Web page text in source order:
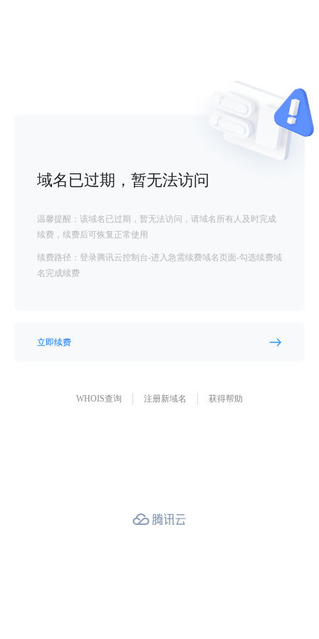
域名已过期，暂无法访问
温馨提醒：该域名已过期，暂无法访问，请域名所有人及时完成
续费，续费后可恢复正常使用
续费路径：登录腾讯云控制台-进入急需续费域名页面-勾选续费域
名完成续费
立即续费
WHOIS查询 注册新域名 获得帮助